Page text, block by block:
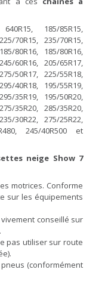
185/85R15,
70R15, 235/70R15,
80R16, 185/80R16,
60R16, 205/65R17,
50R17, 225/55R18,
40R18, 195/55R19,
35R19, 195/50R20,
35R20, 285/35R20,
30R22, 275/25R22,
245/40R500 et
neige Show 7
motrices. Conforme
sur les équipements
conseillé sur
.
pas utiliser sur route
(conformément